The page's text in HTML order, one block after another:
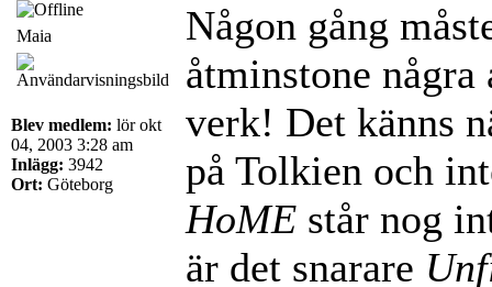
Maia
Blev medlem: lör okt
04, 2003 3:28 am
Inlägg: 3942
Ort: Göteborg
Någon gång
åtminstone
verk! Det känns
på Tolkien och
HoME står nog
är det snarare